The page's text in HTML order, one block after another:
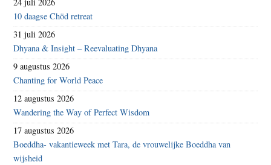
10 daagse Chöd retreat
31 juli 2026
Dhyana & Insight – Reevaluating Dhyana
9 augustus 2026
Chanting for World Peace
12 augustus 2026
Wandering the Way of Perfect Wisdom
17 augustus 2026
Boeddha- vakantieweek met Tara, de vrouwelijke Boeddha van
wijsheid